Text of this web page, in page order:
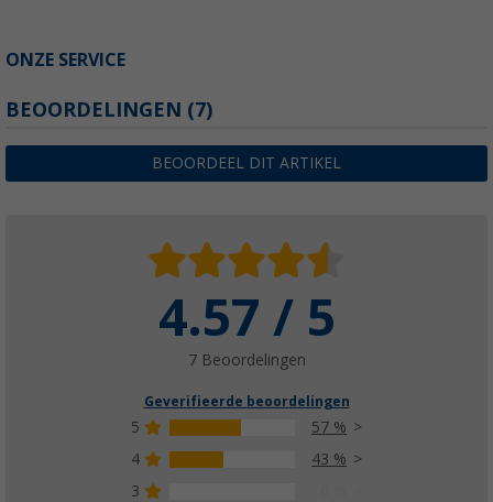
ONZE SERVICE
BEOORDELINGEN (7)
BEOORDEEL DIT ARTIKEL
4.57 / 5
7 Beoordelingen
Geverifieerde beoordelingen
5
57 %
4
43 %
3